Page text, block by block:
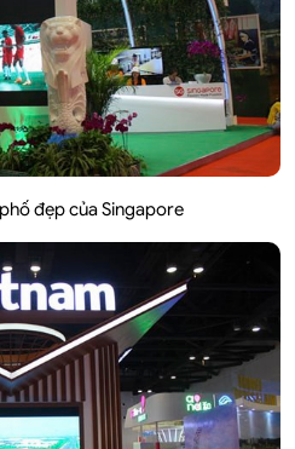
đẹp của Singapore